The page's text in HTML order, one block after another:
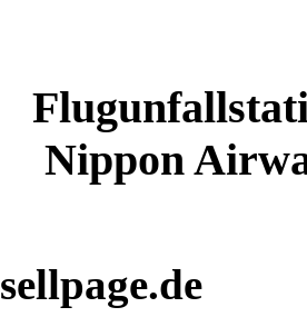
Nippon
sellpage.de